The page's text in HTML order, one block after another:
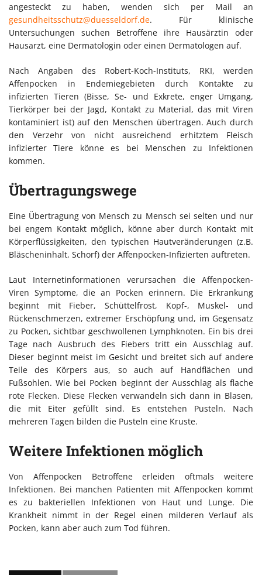
angesteckt zu haben, wenden sich per Mail an
gesundheitsschutz@duesseldorf.de. Für klinische
Untersuchungen suchen Betroffene ihre Hausärztin oder
Hausarzt, eine Dermatologin oder einen Dermatologen auf.
Nach Angaben des Robert-Koch-Instituts, RKI, werden
Affenpocken in Endemiegebieten durch Kontakte zu
infizierten Tieren (Bisse, Se- und Exkrete, enger Umgang,
Tierkörper bei der Jagd, Kontakt zu Material, das mit Viren
kontaminiert ist) auf den Menschen übertragen. Auch durch
den Verzehr von nicht ausreichend erhitztem Fleisch
infizierter Tiere könne es bei Menschen zu Infektionen
kommen.
Übertragungswege
Eine Übertragung von Mensch zu Mensch sei selten und nur
bei engem Kontakt möglich, könne aber durch Kontakt mit
Körperflüssigkeiten, den typischen Hautveränderungen (z.B.
Bläscheninhalt, Schorf) der Affenpocken-Infizierten auftreten.
Laut Internetinformationen verursachen die Affenpocken-
Viren Symptome, die an Pocken erinnern. Die Erkrankung
beginnt mit Fieber, Schüttelfrost, Kopf-, Muskel- und
Rückenschmerzen, extremer Erschöpfung und, im Gegensatz
zu Pocken, sichtbar geschwollenen Lymphknoten. Ein bis drei
Tage nach Ausbruch des Fiebers tritt ein Ausschlag auf.
Dieser beginnt meist im Gesicht und breitet sich auf andere
Teile des Körpers aus, so auch auf Handflächen und
Fußsohlen. Wie bei Pocken beginnt der Ausschlag als flache
rote Flecken. Diese Flecken verwandeln sich dann in Blasen,
die mit Eiter gefüllt sind. Es entstehen Pusteln. Nach
mehreren Tagen bilden die Pusteln eine Kruste.
Weitere Infektionen möglich
Von Affenpocken Betroffene erleiden oftmals weitere
Infektionen. Bei manchen Patienten mit Affenpocken kommt
es zu bakteriellen Infektionen von Haut und Lunge. Die
Krankheit nimmt in der Regel einen milderen Verlauf als
Pocken, kann aber auch zum Tod führen.